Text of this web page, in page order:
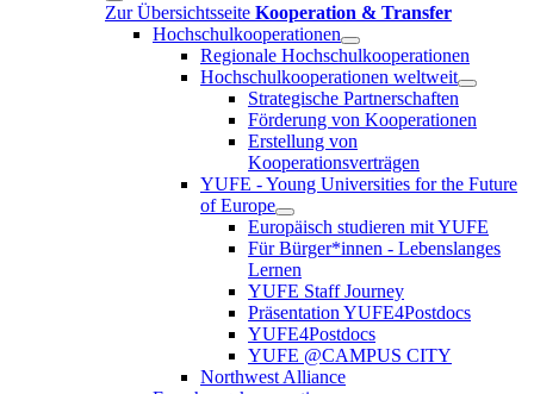
Zur Übersichtsseite Kooperation & Transfer
Hochschulkooperationen
Regionale Hochschulkooperationen
Hochschulkooperationen weltweit
Strategische Partnerschaften
Förderung von Kooperationen
Erstellung von
Kooperationsverträgen
YUFE - Young Universities for the Future
of Europe
Europäisch studieren mit YUFE
Für Bürger*innen - Lebenslanges
Lernen
YUFE Staff Journey
Präsentation YUFE4Postdocs
YUFE4Postdocs
YUFE @CAMPUS CITY
Northwest Alliance